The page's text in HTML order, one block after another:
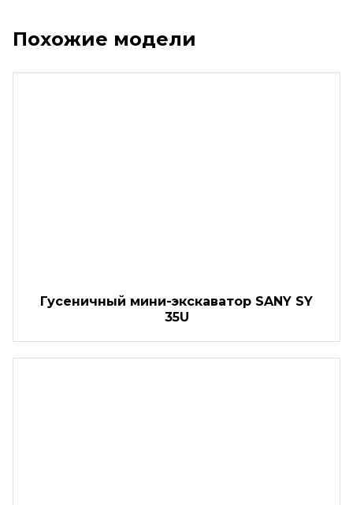
Похожие модели
Гусеничный мини-экскаватор SANY SY
35U